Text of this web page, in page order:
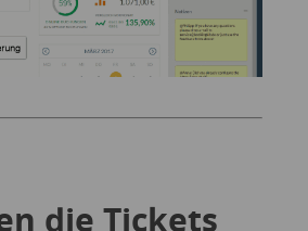
die Tickets